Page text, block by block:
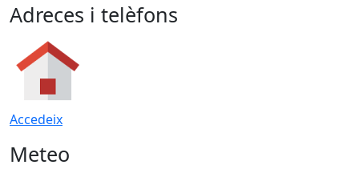
Adreces i telèfons
Accedeix
Meteo